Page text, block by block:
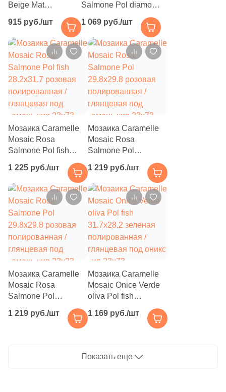
Мозаика (
1134)
Морские мотивы (6 )
Мрамор (625)
Надписи (1)
Обои (6)
Оникс ( 41)
Орнамент (166
Оттенки цвета ( 312)
Паркет ( 18)
Перламутр (179)
Полосы ( 66)
Пэчворк (6)
Растительность (4
Сланец (
Стекло (8)
Терраццо (23
Beige Mat
29.8x29.8 бежевая
полированная /
глянцевая под
травертин чип
23x23 квадратный
915 руб./шт
Salmone Pol diamond
25.9x29.8 розовая
полированная /
глянцевая под
камень чип 55x96
ромб
1 069 руб./шт
Мозаика Caramelle
Mosaic Rosa
Salmone Pol fish
28.2x31.7 розовая
полированная /
глянцевая под
камень чип 23x73
прямоугольный
1 225 руб./шт
Мозаика Caramelle
Mosaic Rosa
Salmone Pol
29.8x29.8 розовая
полированная /
глянцевая под
камень чип 23x73
прямоугольный
1 219 руб./шт
Мозаика Caramelle
Mosaic Rosa
Salmone Pol
29.8x29.8 розовая
полированная /
1 219 руб./шт
Мозаика Caramelle
Mosaic Onice Verde
oliva Pol fish
31.7x28.2 зеленая
полированная /
глянцевая под оникс
1 169 руб./шт
Показать еще